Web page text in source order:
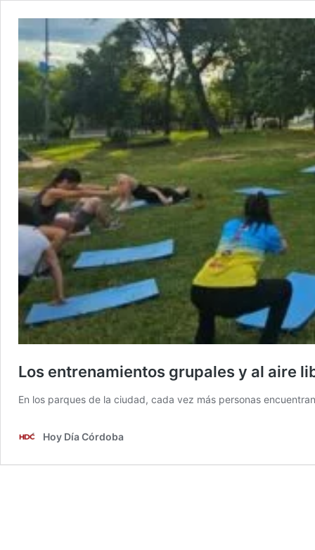
Los entrenamientos grupales y al aire
En los parques de la ciudad, cada vez más personas
Hoy Día Córdoba